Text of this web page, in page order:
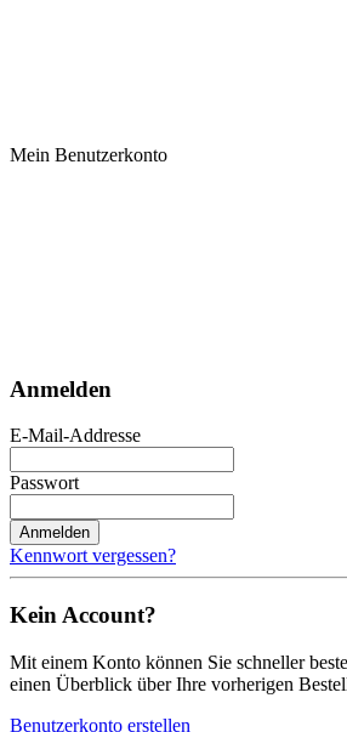
Mein Benutzerkonto
Anmelden
E-Mail-Addresse
Passwort
Anmelden
Kennwort vergessen?
Kein Account?
Mit einem Konto können Sie schneller
einen Überblick über Ihre vorherigen
Benutzerkonto erstellen